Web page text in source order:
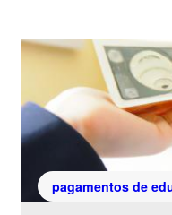
pagamentos de